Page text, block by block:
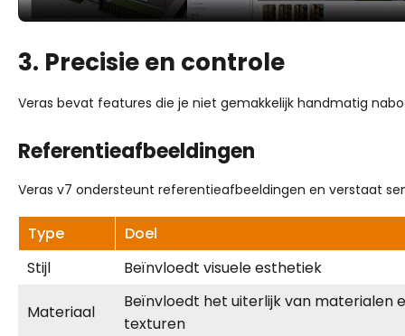
3. Precisie en controle
Veras bevat features die je niet gemakkelijk handmatig
Referentieafbeeldingen
Veras v7 ondersteunt referentieafbeeldingen en verstaat
Type
Doel
Stijl
Beïnvloedt visuele esthetiek
Materiaal
Beïnvloedt het uiterlijk van materialen
texturen